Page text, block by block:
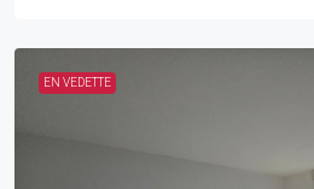
EN VEDETTE